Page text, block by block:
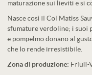
maturazione sui lieviti e si
Nasce così il Col Matìss
sfumature verdoline; i suoi
e pompelmo donano al
che lo rende irresistibile.
Zona di produzione: Friuli-